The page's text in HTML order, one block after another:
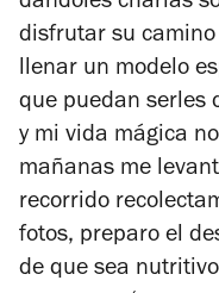
disfrutar su
llenar un modelo
que puedan serles
y mi vida mágica
mañanas me
recorrido
fotos, preparo el
de que sea